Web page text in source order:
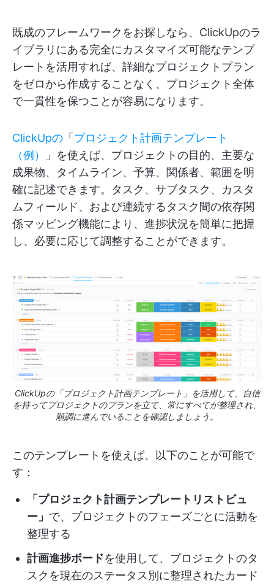
既成のフレームワークをお探しなら、ClickUpのラ
イブラリにある完全にカスタマイズ可能なテンプ
レートを活用すれば、詳細なプロジェクトプラン
をゼロから作成することなく、プロジェクト全体
で一貫性を保つことが容易になります。
ClickUpの 「 プロジェクト計画テンプレート
（例）
」を使えば、プロジェクトの目的、主要な
成果物、タイムライン、予算、関係者、範囲を明
確に記述できます。タスク、サブタスク、カスタ
ムフィールド、および連続するタスク間の依存関
係マッピング機能により、進捗状況を簡単に把握
し、必要に応じて調整することができます。
ClickUpの「プロジェクト計画テンプレート」を活用して、自信
を持ってプロジェクトのプランを立て、常にすべてが整理され、
順調に進んでいることを確認しましょう。
このテンプレートを使えば、以下のことが可能で
す：
「プロジェクト計画テンプレートリストビュ
ー」 で、プロジェクトのフェーズごとに活動を
整理する
計画進捗ボードを使用して、プロジェクトのタ
スクを現在のステータス別に整理されたカード